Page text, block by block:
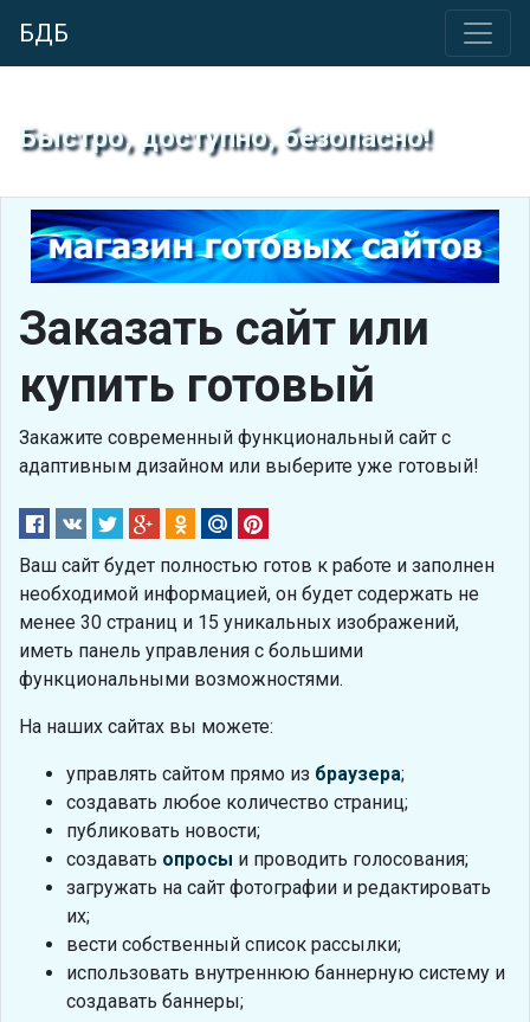
БДБ
Быстро, доступно, безопасно!
Заказать сайт или
купить готовый
Закажите современный функциональный сайт с
адаптивным дизайном или выберите уже готовый!
Ваш сайт будет полностью готов к работе и заполнен
необходимой информацией, он будет содержать не
менее 30 страниц и 15 уникальных изображений,
иметь панель управления с большими
функциональными возможностями.
На наших сайтах вы можете:
управлять сайтом прямо из браузера;
создавать любое количество страниц;
публиковать новости;
создавать опросы и проводить голосования;
загружать на сайт фотографии и редактировать
их;
вести собственный список рассылки;
использовать внутреннюю баннерную систему и
создавать баннеры;